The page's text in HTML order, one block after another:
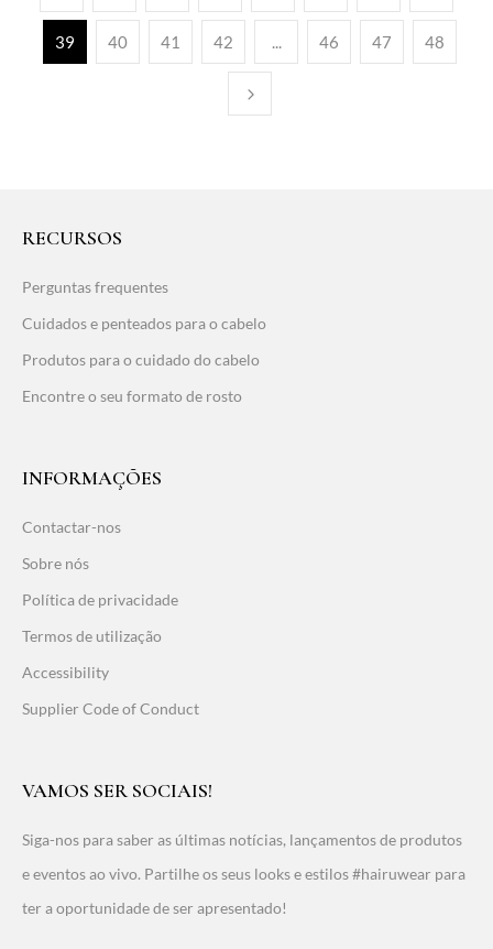
39 40 41 42 ... 46 47 48
RECURSOS
Perguntas frequentes
Cuidados e penteados para o cabelo
Produtos para o cuidado do cabelo
Encontre o seu formato de rosto
INFORMAÇÕES
Contactar-nos
Sobre nós
Política de privacidade
Termos de utilização
Accessibility
Supplier Code of Conduct
VAMOS SER SOCIAIS!
Siga-nos para saber as últimas notícias, lançamentos de produtos
e eventos ao vivo. Partilhe os seus looks e estilos #hairuwear para
ter a oportunidade de ser apresentado!